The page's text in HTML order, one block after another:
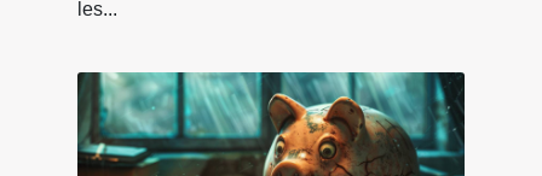
les...